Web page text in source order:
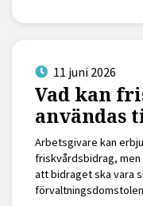
11 juni 2026
Vad kan
användas
Arbetsgivare kan
friskvårdsbidrag,
att bidraget ska vara